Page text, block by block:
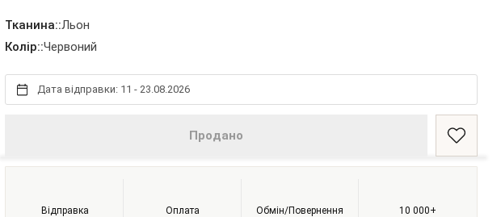
Тканина::Льон
Колір::Червоний
Дата відправки: 11 - 23.08.2026
Продано
Відправка
Оплата
Обмін/Повернення
10 000+